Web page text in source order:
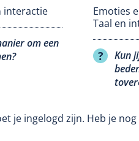
interactie
om een
Emoties
Taal en
Kun
je ingelogd zijn. Heb je